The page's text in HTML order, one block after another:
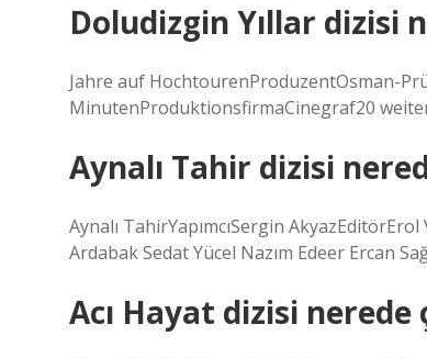
Doludizgin Yıllar dizisi
Jahre auf HochtourenProduzentOsman-
MinutenProduktionsfirmaCinegraf20
Aynalı Tahir dizisi
Aynalı TahirYapımcıSergin
Ardabak Sedat Yücel Nazım Edeer Ercan
Acı Hayat dizisi